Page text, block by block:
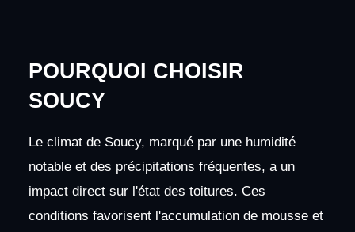
POURQUOI CHOISIR
SOUCY
Le climat de Soucy, marqué par une humidité
notable et des précipitations fréquentes, a un
impact direct sur l'état des toitures. Ces
conditions favorisent l'accumulation de mousse et